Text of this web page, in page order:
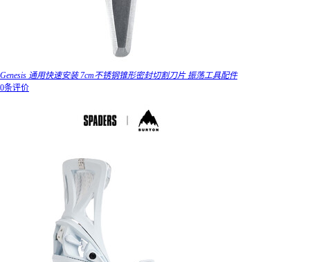
Genesis 通用快速安装 7cm不锈钢锥形密封切割刀片 振荡工具配件
0条评价